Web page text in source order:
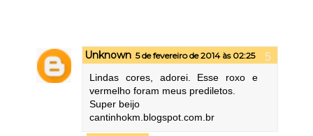
Unknown 5 de fevereiro de 2014 às 02:25
Lindas cores, adorei. Esse roxo e
vermelho foram meus prediletos.
Super beijo
cantinhokm.blogspot.com.br